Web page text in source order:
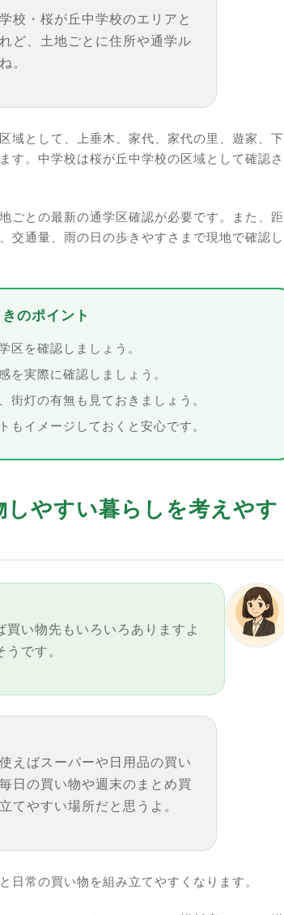
校・桜が丘中学校のエリアと
ど、土地ごとに住所や通学ル
。
域として、上垂木、家代、家代の里、遊家、下
す。中学校は桜が丘中学校の区域として確認さ
ごとの最新の通学区確認が必要です。また、距
交通量、雨の日の歩きやすさまで現地で確認し
のポイント
区を確認しましょう。
を実際に確認しましょう。
街灯の有無も見ておきましょう。
もイメージしておくと安心です。
やすい暮らしを考えやす
い物先もいろいろありますよ
です。
えばスーパーや日用品の買い
日の買い物や週末のまとめ買
てやすい場所だと思うよ。
日常の買い物を組み立てやすくなります。